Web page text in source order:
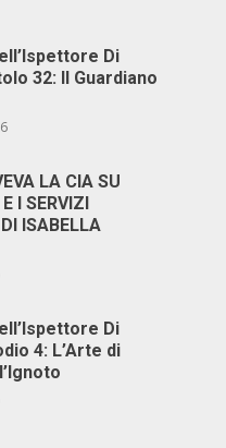
Di
32: Il Guardiano
LA CIA SU
I SERVIZI
ISABELLA
Di
4: L’Arte di